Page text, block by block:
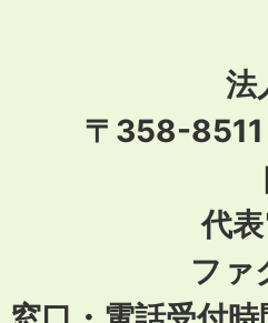
法
〒358-
代
フ